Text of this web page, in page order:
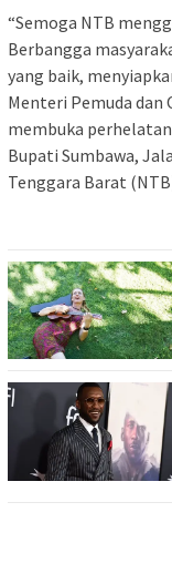
“Semoga NTB
Berbangga
yang baik,
Menteri Pemuda dan
membuka
Bupati Sumbawa,
Tenggara Barat